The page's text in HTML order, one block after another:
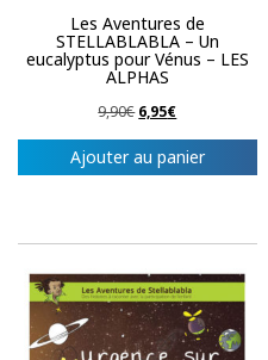
Les Aventures de
STELLABLABLA – Un
eucalyptus pour Vénus – LES
ALPHAS
9,90€ Le
initial
était :
6,95€Le
actuel
est :
Ajouter au panier